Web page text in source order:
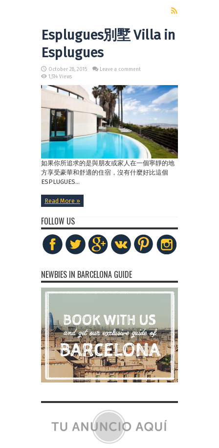
Esplugues別墅 Villa in
Esplugues
October 28, 2015
Leave a comment
1,514 Views
如果你所追求的是與朋友或家人在一個寧靜的地
方享受豪華和舒適的住宿，沒有什麼好比這個
ESPLUGUES...
Read More »
FOLLOW US
NEWBIES IN BARCELONA GUIDE